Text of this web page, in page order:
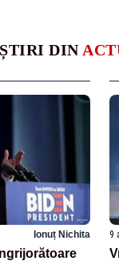
DIN
Ionuț Nichita 9